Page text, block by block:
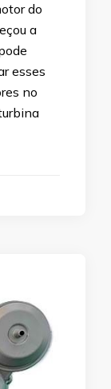
do
a
esses
no